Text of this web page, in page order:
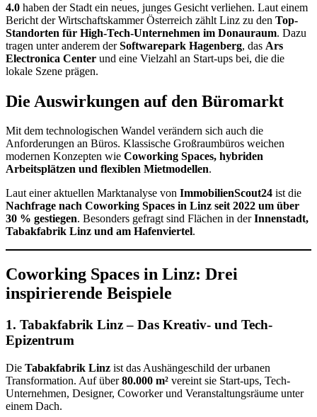
4.0 haben der Stadt ein neues, junges Gesicht verliehen. Laut einem
Bericht der Wirtschaftskammer Österreich zählt Linz zu den Top-
Standorten für High-Tech-Unternehmen im Donauraum. Dazu
tragen unter anderem derSoftwarepark Hagenberg, das Ars
Electronica Center und eine Vielzahl an Start-ups bei, die die
lokale Szene prägen.
Die Auswirkungen auf den Büromarkt
Mit dem technologischen Wandel verändern sich auch die
Anforderungen an Büros. Klassische Großraumbüros weichen
modernen Konzepten wie Coworking Spaces, hybriden
Arbeitsplätzen und flexiblen Mietmodellen.
Laut einer aktuellen Marktanalyse von ImmobilienScout24 ist die
Nachfrage nach Coworking Spaces in Linz seit 2022 um über
30 % gestiegen. Besonders gefragt sind Flächen in derInnenstadt,
Tabakfabrik Linz und am Hafenviertel.
Coworking Spaces in Linz: Drei
inspirierende Beispiele
1. Tabakfabrik Linz – Das Kreativ- und Tech-
Epizentrum
Die Tabakfabrik Linz ist das Aushängeschild der urbanen
Transformation. Auf über80.000 m² vereint sie Start-ups, Tech-
Unternehmen, Designer, Coworker und Veranstaltungsräume unter
einem Dach.